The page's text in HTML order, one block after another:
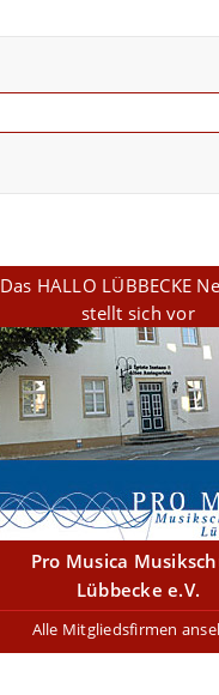
Das HALLO LÜBBECKE
stellt sich vor
Pro Musica
Lübbecke e.V.
Alle Mitgliedsfirmen